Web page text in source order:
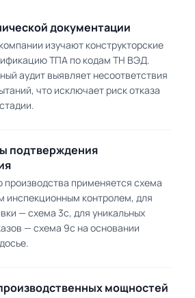
документации
изучают конструкторские
ТПА по кодам ТН ВЭД.
аудит выявляет несоответствия
что исключает риск отказа
подтверждения
производства применяется схема
инспекционным контролем, для
— схема 3с, для уникальных
— схема 9с на основании
мощностей